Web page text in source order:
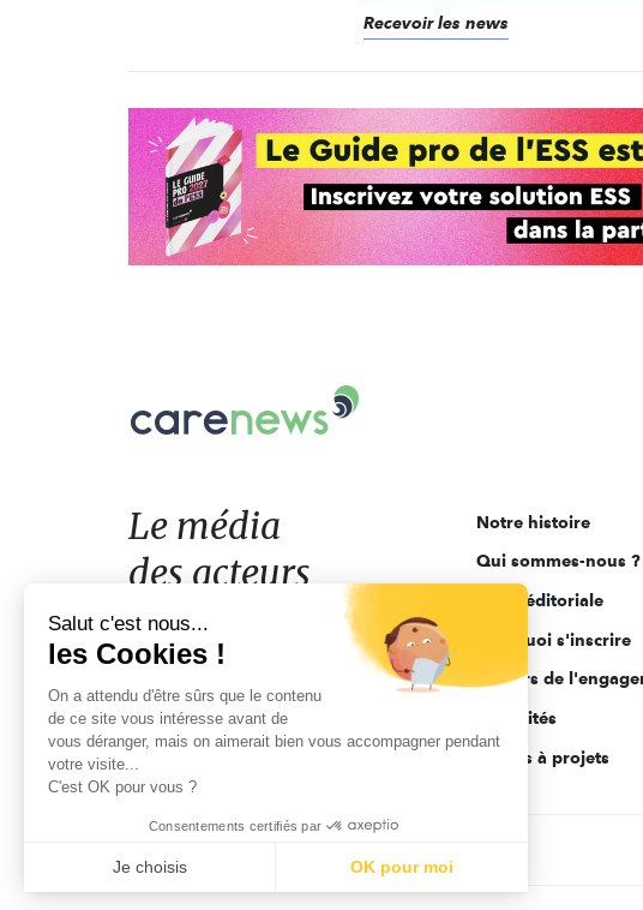
Recevoir les news
Le
acteurs
de
l'engagement
Le média
des acteurs
de l'engagement
Notre histoire
Qui sommes-nous ?
Ligne éditoriale
Pourquoi s'inscrire
Acteurs de
Actualités
Appels à projets
Salut c'est nous...
les Cookies !
On a attendu d'être sûrs que le contenu
de ce site vous intéresse avant de
vous déranger, mais on aimerait bien vous accompagner pendant
votre visite...
C'est OK pour vous ?
Consentements certifiés par
Je choisis OK pour moi